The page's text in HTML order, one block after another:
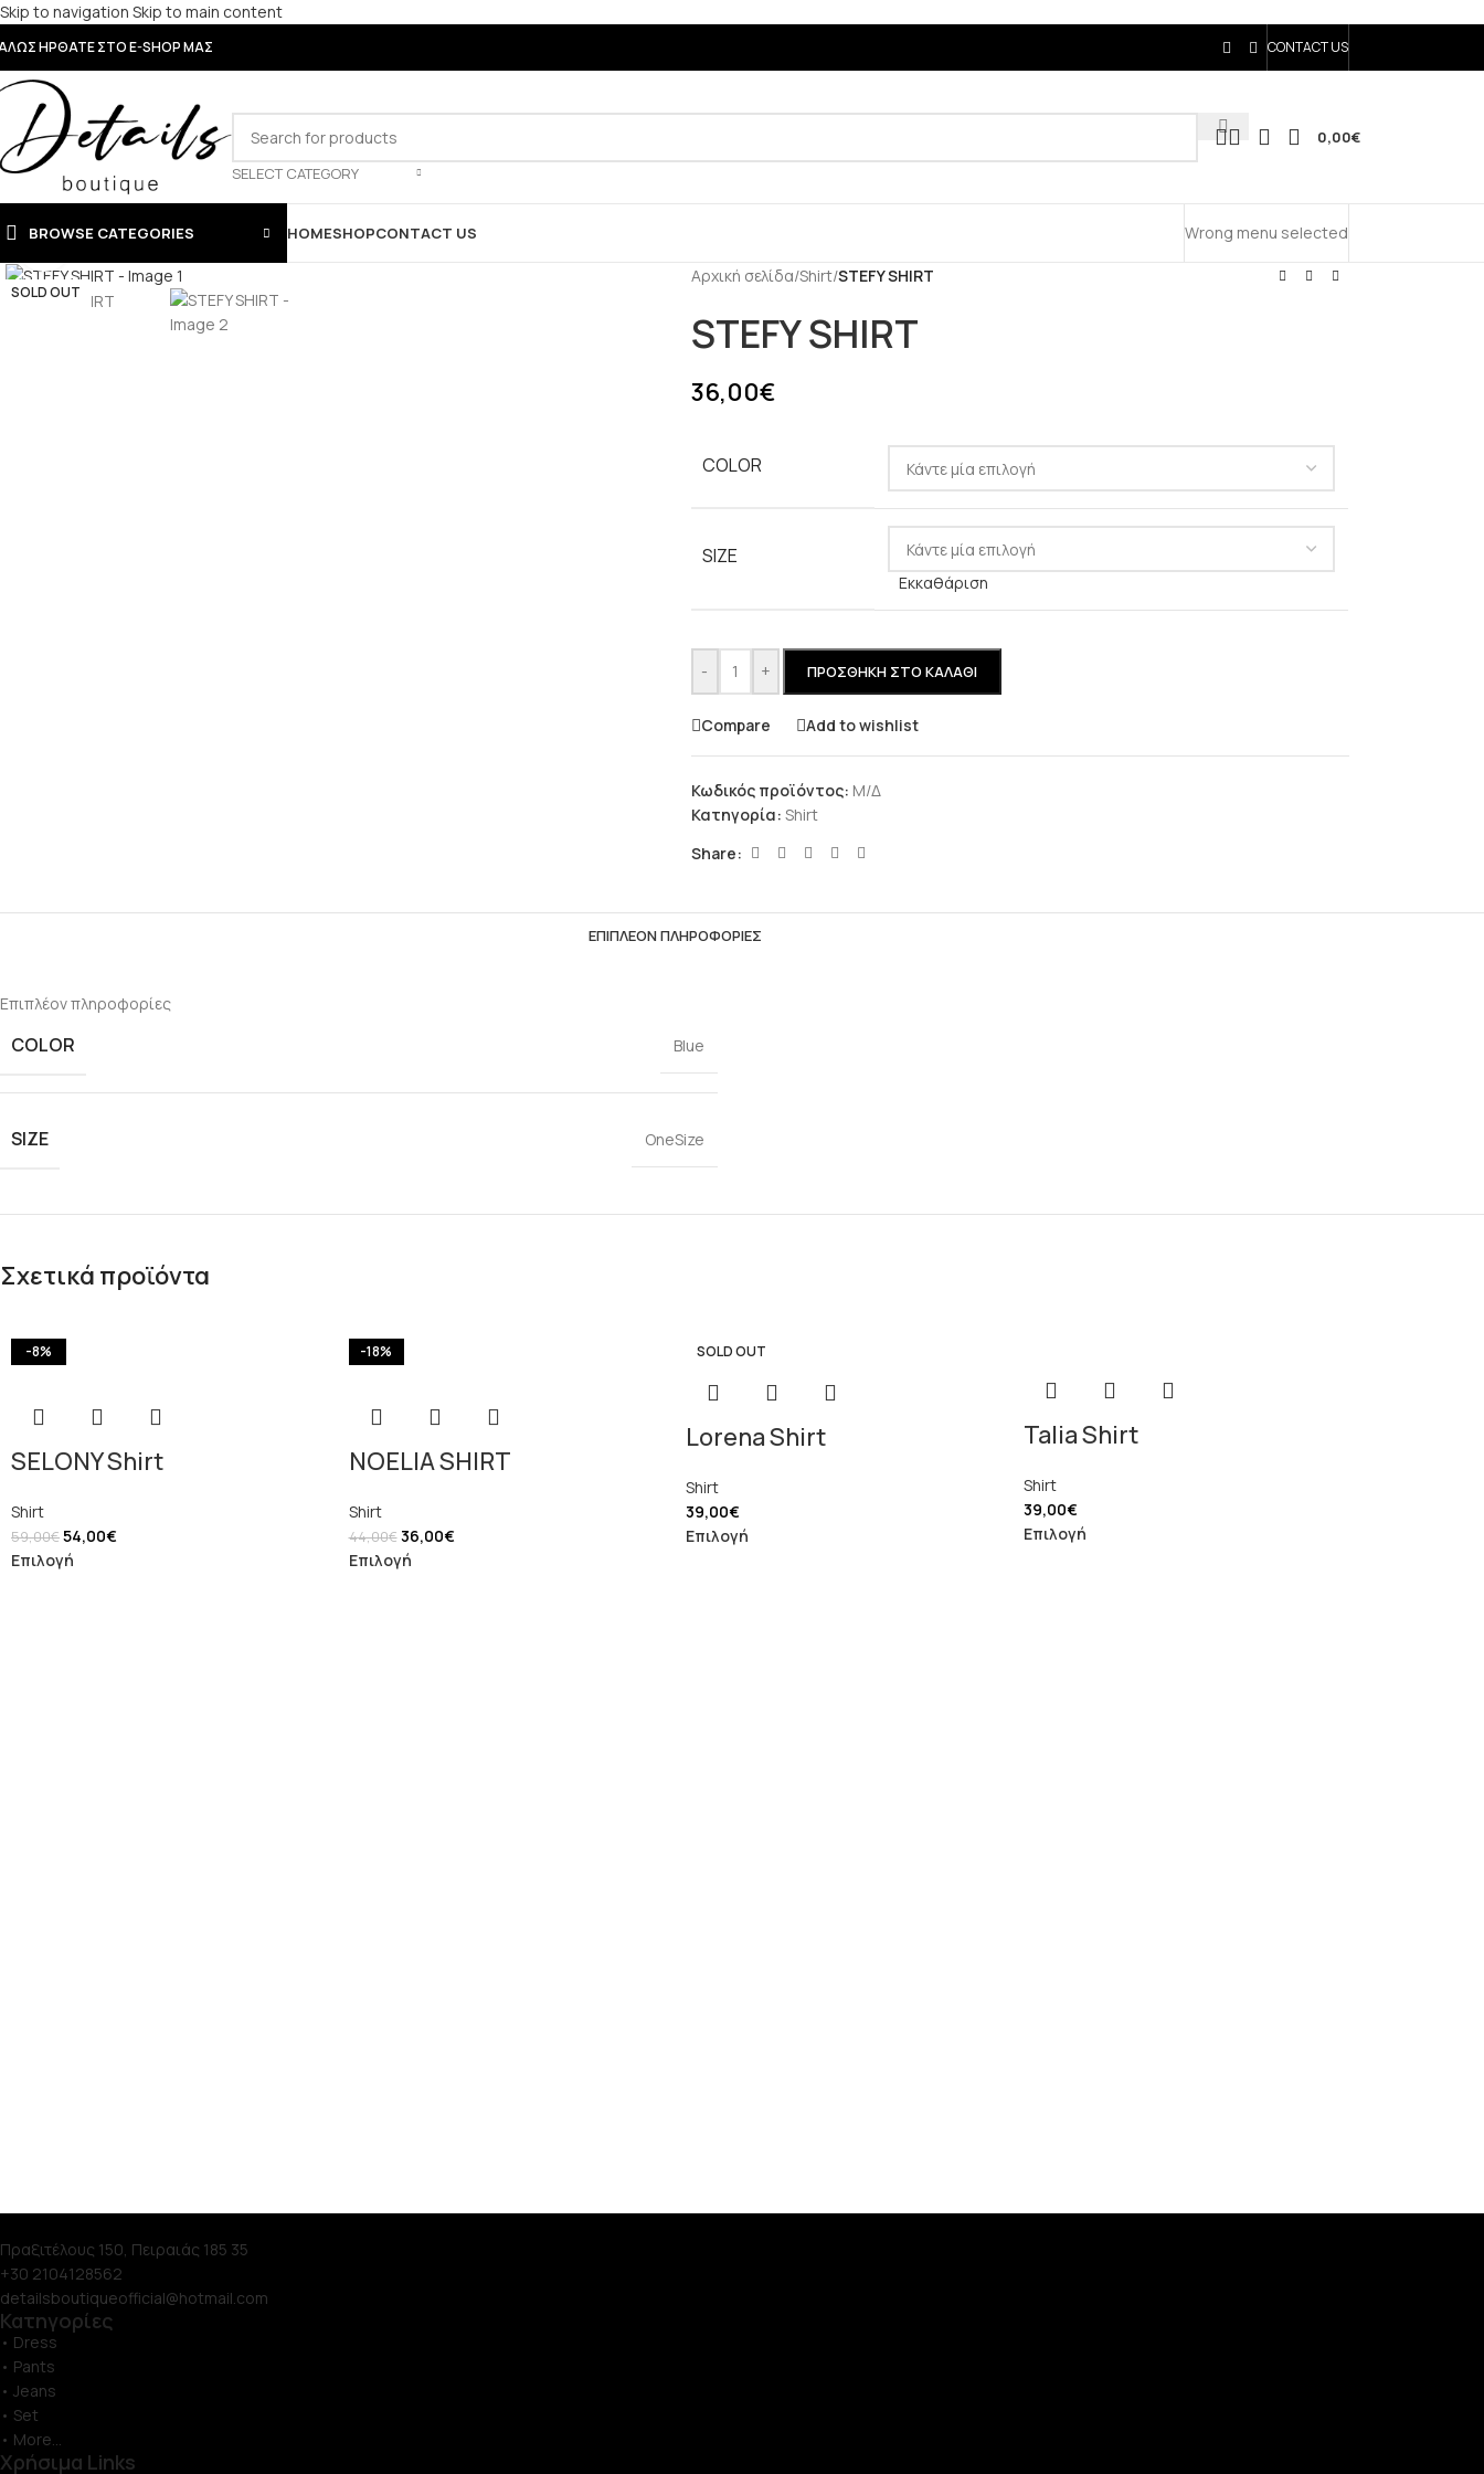
Skip to navigation Skip to main content
ΗΡΘΑΤΕ ΣΤΟ E-SHOP ΜΑΣ CONTACT US
SELECT CATEGORY
0,00€
BROWSE CATEGORIES HOMESHOPCONTACT US Wrong menu selected
SOLD OUT
Click to enlarge
Αρχική σελίδα/Shirt/STEFY SHIRT
STEFY SHIRT
36,00€
COLOR
SIZE
Εκκαθάριση
- + ΠΡΟΣΘΉΚΗ ΣΤΟ ΚΑΛΆΘΙ
Compare Add to wishlist
Κωδικός προϊόντος: Μ/Δ
Κατηγορία: Shirt
Share:
ΕΠΙΠΛΈΟΝ ΠΛΗΡΟΦΟΡΊΕΣ
Επιπλέον πληροφορίες
COLOR Blue
SIZE OneSize
Σχετικά προϊόντα
-8%
SELONY Shirt
Shirt
59,00€54,00€
Επιλογή
-18%
NOELIA SHIRT
Shirt
44,00€ 36,00€
Επιλογή
SOLD OUT
Lorena Shirt
Shirt
39,00€
Επιλογή
Talia Shirt
Shirt
39,00€
Επιλογή
Πραξιτέλους 150, Πειραιάς 185 35
+30 2104128562
detailsboutiqueofficial@hotmail.com
Κατηγορίες
• Dress
• Pants
• Jeans
• Set
• More...
Χρήσιμα Links